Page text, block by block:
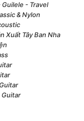
- Travel
& Nylon
Xuất Tây Ban Nha
Guitar